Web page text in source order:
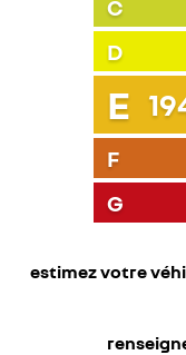
C
D
E
F
G
estimez votre